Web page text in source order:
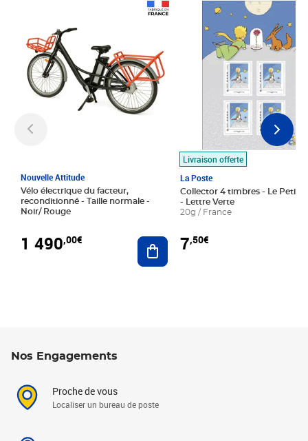
Nouvelle Attitude
Vélo électrique du facteur,
reconditionné - Taille normale -
Noir/ Rouge
1 490,00€ Ajouter au panier
Livraison offerte
La Poste
Collector 4 timbres - Le Petit
- Lettre Verte
20g / France
7,50€
Prix 7,50€
Nos Engagements
Proche de vous
Localiser un bureau de poste